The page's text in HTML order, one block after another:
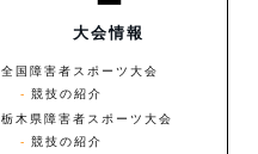
大会情報
全国障害者スポーツ大会
競技の紹介
栃木県障害者スポーツ大会
競技の紹介